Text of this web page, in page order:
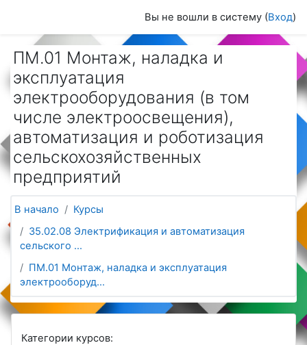
Вы не вошли в систему (Вход)
ПМ.01 Монтаж, наладка и
эксплуатация
электрооборудования (в том
числе электроосвещения),
автоматизация и роботизация
сельскохозяйственных
предприятий
В начало
Курсы
35.02.08 Электрификация и автоматизация
сельского ...
ПМ.01 Монтаж, наладка и эксплуатация
электрооборуд...
Категории курсов: